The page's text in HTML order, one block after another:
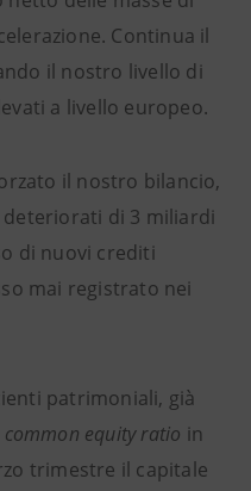
Continua il
il nostro livello di
a livello europeo.
il nostro bilancio,
di 3 miliardi
di nuovi crediti
mai registrato nei
patrimoniali, già
common equity ratio in
trimestre il capitale